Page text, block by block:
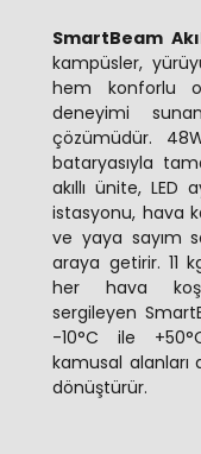
SmartBeam
kampüsler,
hem konforlu
deneyimi
çözümüdür.
bataryasıyla
akıllı ünite, LED
istasyonu, hava
ve yaya sayım
araya getirir. 11
her hava
sergileyen
-10°C ile
kamusal alanları
dönüştürür.